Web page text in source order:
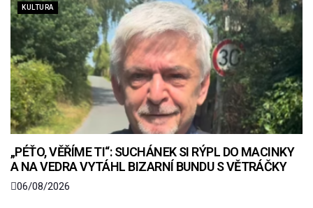
KULTURA
„PÉŤO, VĚŘÍME TI“: SUCHÁNEK SI RÝPL DO MACINKY
A NA VEDRA VYTÁHL BIZARNÍ BUNDU S VĚTRÁČKY
06/08/2026